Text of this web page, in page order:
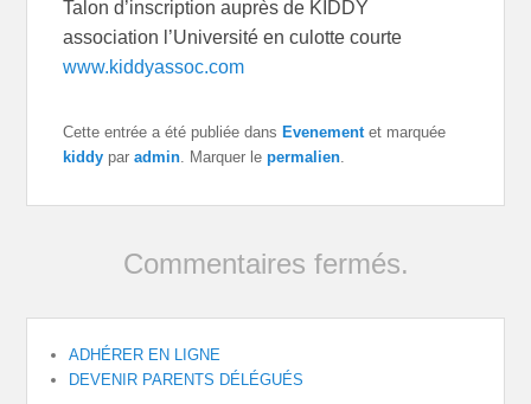
Talon d’inscription auprès de KIDDY
association l’Université en culotte courte
www.kiddyassoc.com
Cette entrée a été publiée dansEvenement et marquée
kiddy paradmin . Marquer lepermalien
Commentaires fermés.
ADHÉRER EN LIGNE
DEVENIR PARENTS DÉLÉGUÉS